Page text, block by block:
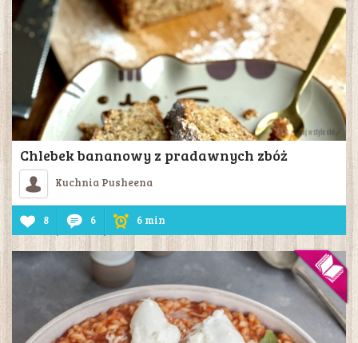
Chlebek bananowy z pradawnych zbóż
Kuchnia Pusheena
8 6 6 min